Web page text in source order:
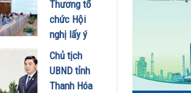
thành
phiên bản
chính mình
31/07/2026
quyết Hội
nghị Trung
ương 3
29/07/2026
Thương tổ
chức Hội
nghị lấy ý
kiến dự
thảo Nghị
định về
Chủ tịch
UBND tỉnh
Thanh Hóa